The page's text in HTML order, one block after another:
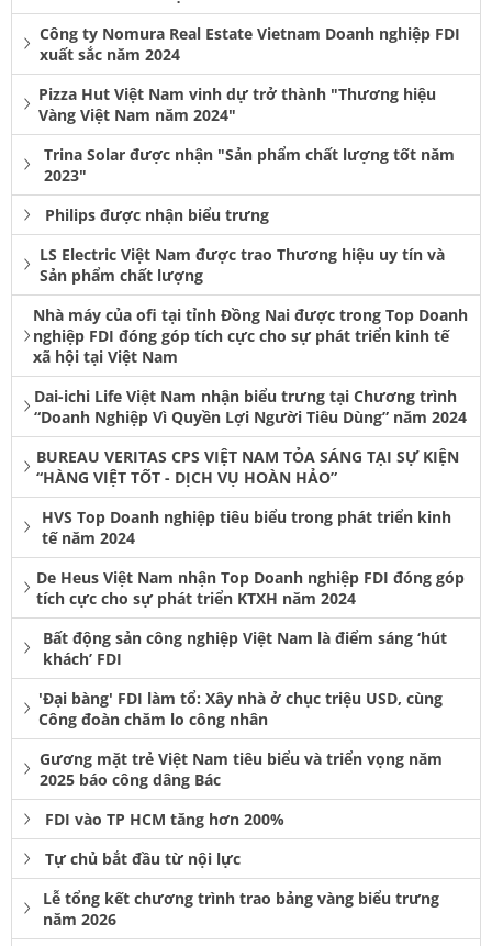
Công ty Nomura Real Estate Vietnam Doanh nghiệp FDI
xuất sắc năm 2024
Pizza Hut Việt Nam vinh dự trở thành "Thương hiệu
Vàng Việt Nam năm 2024"
Trina Solar được nhận "Sản phẩm chất lượng tốt năm
2023"
Philips được nhận biểu trưng
LS Electric Việt Nam được trao Thương hiệu uy tín và
Sản phẩm chất lượng
Nhà máy của ofi tại tỉnh Đồng Nai được trong Top Doanh
nghiệp FDI đóng góp tích cực cho sự phát triển kinh tế
xã hội tại Việt Nam
Dai-ichi Life Việt Nam nhận biểu trưng tại Chương trình
“Doanh Nghiệp Vì Quyền Lợi Người Tiêu Dùng” năm 2024
BUREAU VERITAS CPS VIỆT NAM TỎA SÁNG TẠI SỰ KIỆN
“HÀNG VIỆT TỐT - DỊCH VỤ HOÀN HẢO”
HVS Top Doanh nghiệp tiêu biểu trong phát triển kinh
tế năm 2024
De Heus Việt Nam nhận Top Doanh nghiệp FDI đóng góp
tích cực cho sự phát triển KTXH năm 2024
Bất động sản công nghiệp Việt Nam là điểm sáng ‘hút
khách’ FDI
'Đại bàng' FDI làm tổ: Xây nhà ở chục triệu USD, cùng
Công đoàn chăm lo công nhân
Gương mặt trẻ Việt Nam tiêu biểu và triển vọng năm
2025 báo công dâng Bác
FDI vào TP HCM tăng hơn 200%
Tự chủ bắt đầu từ nội lực
Lễ tổng kết chương trình trao bảng vàng biểu trưng
năm 2026